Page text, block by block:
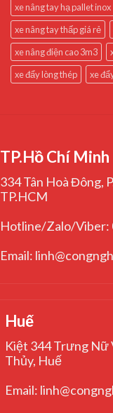
xe nâng tay hạ pallet inox
xe nâng tay thấp giá rẻ
xe nâng điện cao 3m3
xe đẩy lòng thép
xe
TP.Hồ Chí Minh
334 Tân Hoà Đông,
TP.HCM
Hotline/Zalo/Viber:
Email:
Huế
Kiệt 344 Trưng Nữ
Thủy, Huế
Email: